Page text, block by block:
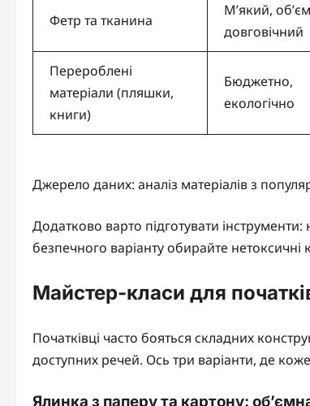
Фетр та тканина
М’який,
довговічний
Перероблені
матеріали (пляшки,
книги)
Бюджетно,
екологічно
Джерело даних: аналіз матеріалів з
Додатково варто підготувати
безпечного варіанту обирайте нетоксичні
Майстер-класи для
Початківці часто бояться складних
доступних речей. Ось три варіанти, де
Ялинка з паперу та картону: